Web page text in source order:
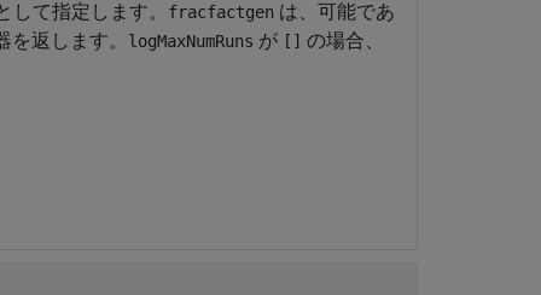
て指定します。 fracfactgen は、可能であ
返します。 logMaxNumRuns が [] の場合、